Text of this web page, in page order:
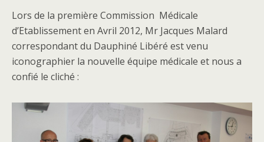
Lors de la première Commission Médicale
d’Etablissement en Avril 2012, Mr Jacques Malard
correspondant du Dauphiné Libéré est venu
iconographier la nouvelle équipe médicale et nous a
confié le cliché :